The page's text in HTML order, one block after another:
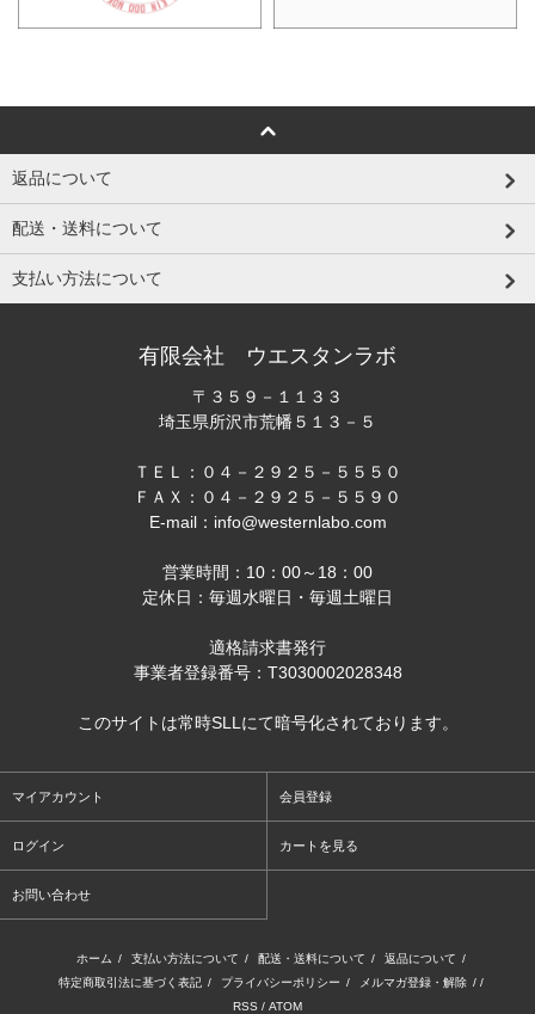
返品について
配送・送料について
支払い方法について
有限会社 ウエスタンラボ
〒３５９－１１３３
埼玉県所沢市荒幡５１３－５
ＴＥＬ：０４－２９２５－５５５０
ＦＡＸ：０４－２９２５－５５９０
E-mail：info@westernlabo.com
営業時間：10：00～18：00
定休日：毎週水曜日・毎週土曜日
適格請求書発行
事業者登録番号：T3030002028348
このサイトは常時SLLにて暗号化されております。
マイアカウント 会員登録
ログイン カートを見る
お問い合わせ
ホーム / 支払い方法について / 配送・送料について / 返品について /
特定商取引法に基づく表記 / プライバシーポリシー / メルマガ登録・解除 / /
RSS / ATOM